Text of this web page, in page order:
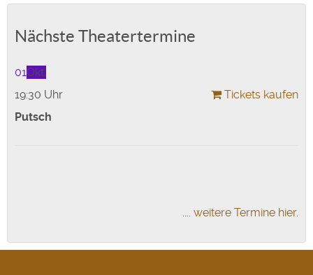
Nächste Theatertermine
01Okt.
19:30 Uhr
Tickets kaufen
Putsch
.... weitere Termine hier.